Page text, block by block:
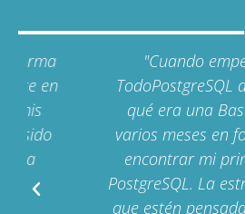
"Cuando empecé mi
TodoPostgreSQL apenas
qué era una Base de
varios meses en
encontrar mi primer
PostgreSQL. La estructura
que estén pensadas para